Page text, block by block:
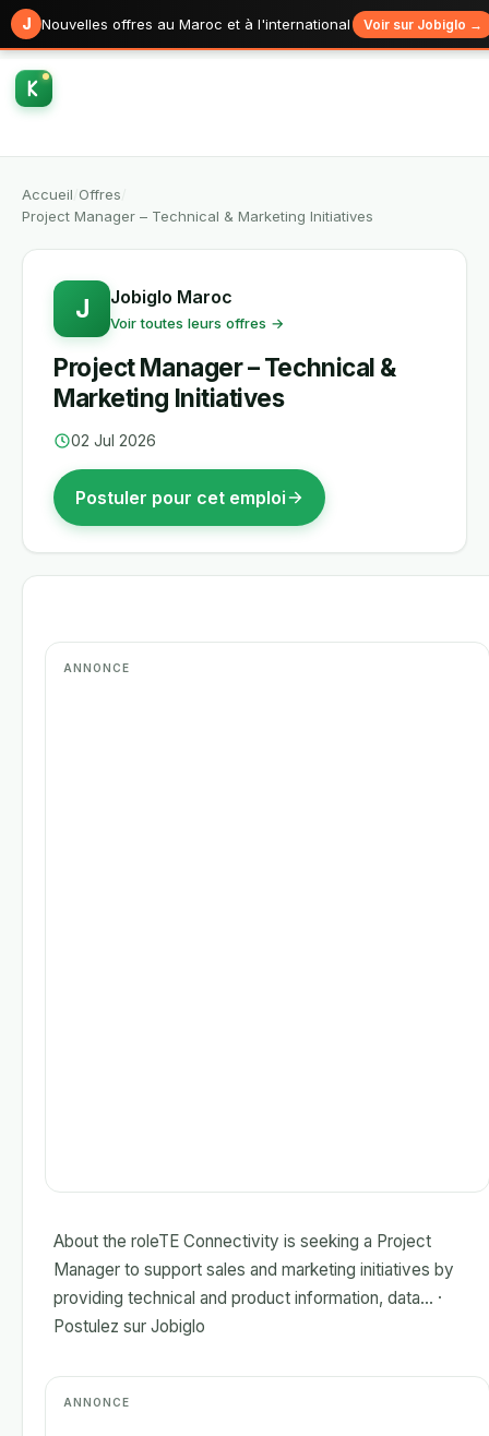
J Nouvelles offres au Maroc et à l'international Voir sur Jobiglo →
Accueil Offres
Project Manager – Technical & Marketing Initiatives
J Jobiglo Maroc
Voir toutes leurs offres →
Project Manager – Technical &
Marketing Initiatives
02 Jul 2026
Postuler pour cet emploi
About the roleTE Connectivity is seeking a Project
Manager to support sales and marketing initiatives by
providing technical and product information, data... ·
Postulez sur Jobiglo